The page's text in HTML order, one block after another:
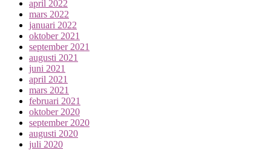
april 2022
mars 2022
januari 2022
oktober 2021
september 2021
augusti 2021
juni 2021
april 2021
mars 2021
februari 2021
oktober 2020
september 2020
augusti 2020
juli 2020